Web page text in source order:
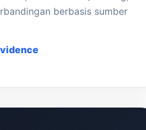
berbasis sumber